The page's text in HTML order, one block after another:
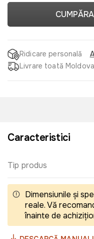
Ridicare personală
Livrare toată Moldova
Caracteristici
Tip produs
Dimensiunile și
reale. Vă
înainte de